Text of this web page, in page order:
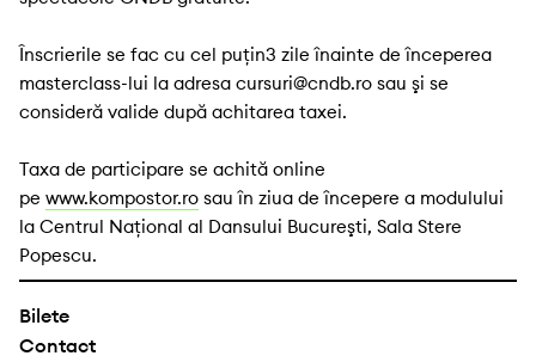
Înscrierile se fac cu cel puţin3 zile înainte de începerea
masterclass-lui la adresa cursuri@cndb.ro sau şi se
consideră valide după achitarea taxei.
Taxa de participare se achită online
pe www.kompostor.ro sau în ziua de începere a modulului
la Centrul Naţional al Dansului Bucureşti, Sala Stere
Popescu.
Bilete
Contact